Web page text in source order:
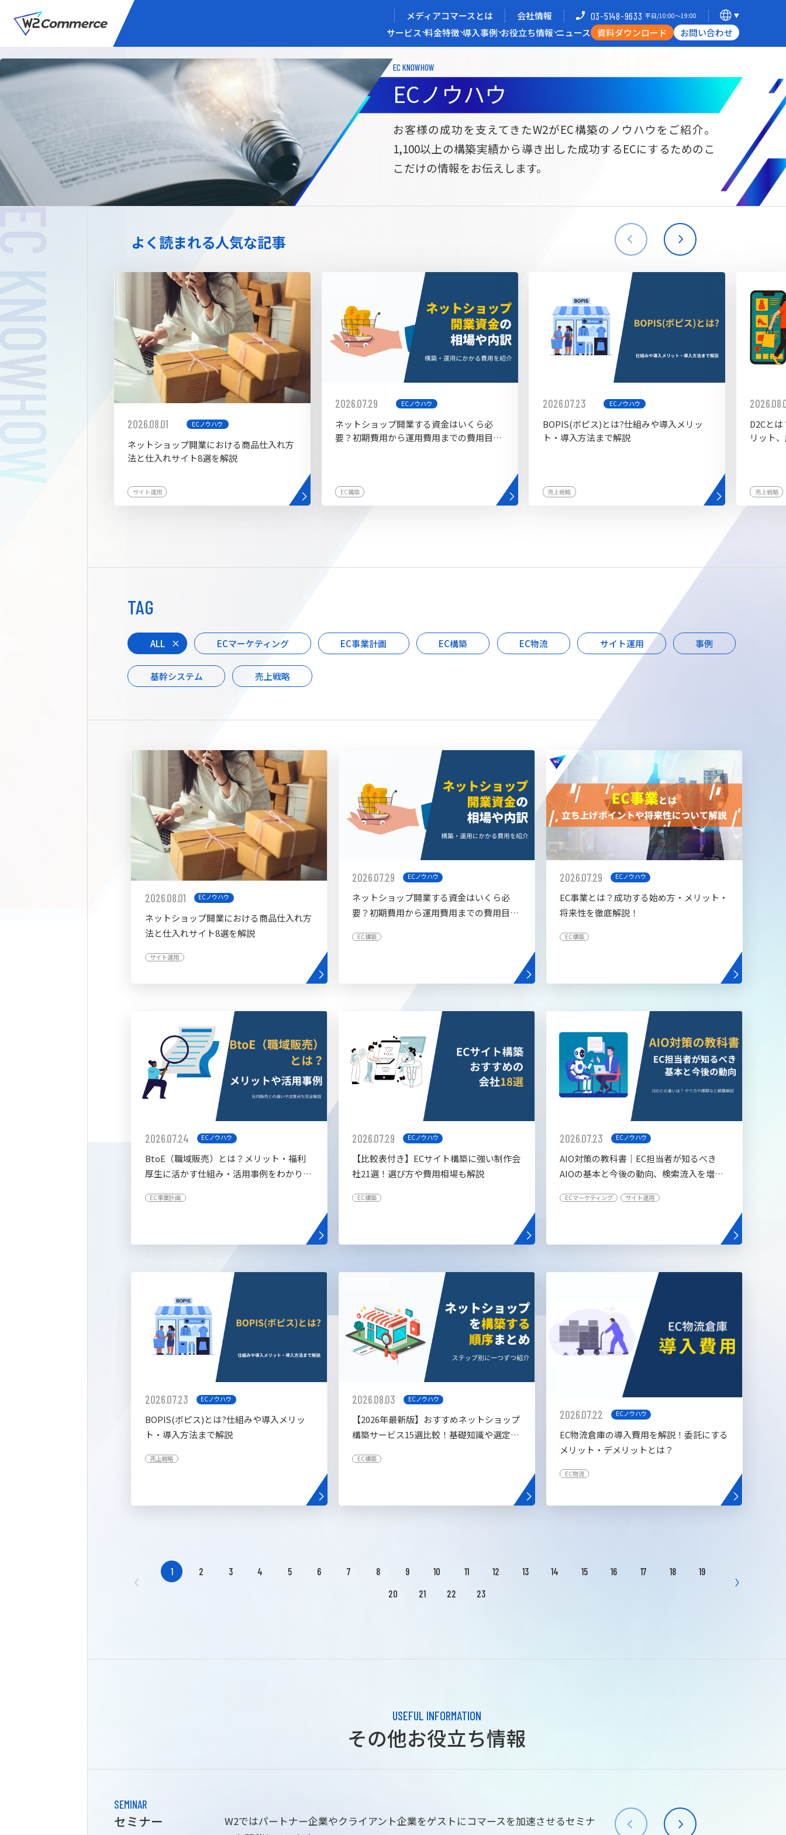
メディアコマースとは 会社情報 03-5148-9633 平日/10:00〜19:00
サービス 料金特徴 導入事例 お役立ち情報 ニュース 資料ダウンロード お問い合わせ
メディアコマースを実現する
サービス
BtoC向けECサイト構築
W2Commerce
Unified
サブスク/定期通販ECサイト構築
Commerce
BtoB向けECサイト構築
W2Commerce
海外進出・現地ECサイト構築
拡張プラグイン一覧 AIカスタマイズ開発 AI buddy
メディアコマースとは 選ばれる理由 開発力/支援体制
導入企業インタビュー
お役立ち資料
EC KNOWHOW
ECノウハウ
お客様の成功を支えてきたW2がEC構築のノウハウをご紹介。
1,100以上の構築実績から導き出した成功するECにするためのこ
こだけの情報をお伝えします。
よく読まれる人気な記事
2026.08.01 ECノウハウ
ネットショップ開業における商品仕入れ方
法と仕入れサイト8選を解説
サイト運用
2026.07.29 ECノウハウ
ネットショップ開業する資金はいくら必
要？初期費用から運用費用までの費用目安
EC構築
2026.07.23 ECノウハウ
BOPIS(ボピス)とは?仕組みや導入メリッ
ト・導入方法まで解説
売上戦略
D2Cと
リット
売上戦略
TAG
ALL ECマーケティング EC事業計画 EC構築 EC物流 サイト運用 事例
基幹システム 売上戦略
2026.08.01 ECノウハウ
ネットショップ開業における商品仕入れ方
法と仕入れサイト8選を解説
サイト運用
2026.07.29 ECノウハウ
ネットショップ開業する資金はいくら必
要？初期費用から運用費用までの費用目安
EC構築
2026.07.29 ECノウハウ
EC事業とは？成功する始め方・メリット・
将来性を徹底解説！
EC構築
2026.07.24 ECノウハウ
BtoE（職域販売）とは？メリット・福利
厚生に活かす仕組み・活用事例をわかりや
EC事業計画
2026.07.29 ECノウハウ
【比較表付き】ECサイト構築に強い制作会
社21選！選び方や費用相場も解説
EC構築
2026.07.23 ECノウハウ
AIO対策の教科書│EC担当者が知るべき
AIOの基本と今後の動向、検索流入を増や
ECマーケティング サイト運用
2026.07.23 ECノウハウ
BOPIS(ボピス)とは?仕組みや導入メリッ
ト・導入方法まで解説
売上戦略
2026.08.03 ECノウハウ
【2026年最新版】おすすめネットショップ
構築サービス15選比較！基礎知識や選定基
EC構築
2026.07.22 ECノウハウ
EC物流倉庫の導入費用を解説！委託にする
メリット・デメリットとは？
EC物流
1 2 3 4 5 6 7 8 9 10 11 12 13 14 15 16 17 18
19
20
21 22 23
USEFUL INFORMATION
その他お役立ち情報
SEMINAR
セミナー
W2ではパートナー企業やクライアント企業をゲストにコマースを加速させるセミナ